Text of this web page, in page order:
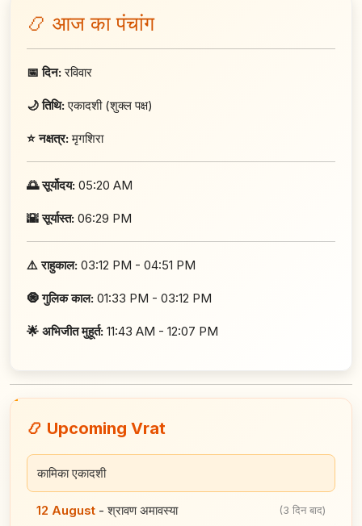
📿 आज का पंचांग
📅 दिन:रविवार
🌙 तिथि:एकादशी (शुक्ल पक्ष)
⭐ नक्षत्र:मृगशिरा
🌅 सूर्योदय: 05:20 AM
🌇 सूर्यास्त: 06:29 PM
⚠️ राहुकाल: 03:12 PM - 04:51 PM
🧿 गुलिक काल: 01:33 PM - 03:12 PM
🌟 अभिजीत मुहूर्त: 11:43 AM - 12:07 PM
📿 Upcoming Vrat
कामिका एकादशी
12 August -श्रावण अमावस्या (3 दिन बाद)